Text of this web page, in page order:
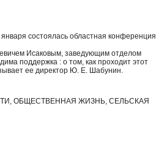
января состоялась областная конференция
Исаковым, заведующим отделом
поддержка : о том, как проходит этот
ее директор Ю. Е. Шабунин.
ОБЩЕСТВЕННАЯ ЖИЗНЬ, СЕЛЬСКАЯ